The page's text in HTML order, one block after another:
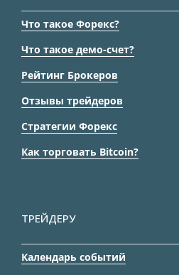
Что такое Форекс?
Что такое демо-счет?
Рейтинг Брокеров
Отзывы трейдеров
Стратегии Форекс
Как торговать Bitcoin?
ТРЕЙДЕРУ
Календарь событий